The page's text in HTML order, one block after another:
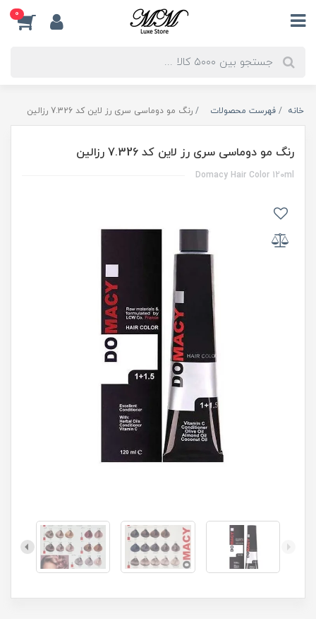
0
خانه فهرست محصولات رنگ مو دوماسی سری رز لاین کد 7.326 رزالین
رنگ مو دوماسی سری رز لاین کد 7.326 رزالین
Domacy Hair Color 120ml